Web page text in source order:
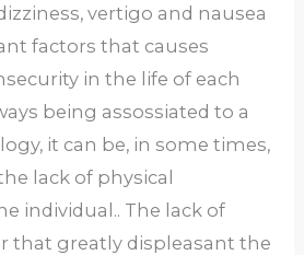
vertigo and nausea
factors that causes
in the life of each
being assossiated to a
it can be, in some times,
lack of physical
individual.. The lack of
that greatly displeasant the